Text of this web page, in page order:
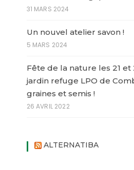
31 MARS 2024
Un nouvel atelier savon !
5 MARS 2024
Fête de la nature les 21 et
jardin refuge LPO de
graines et semis !
26 AVRIL 2022
ALTERNATIBA